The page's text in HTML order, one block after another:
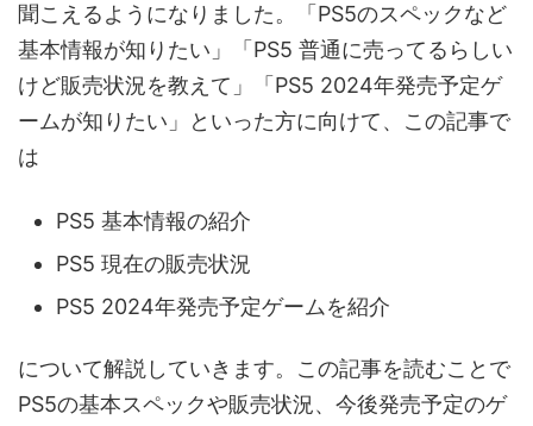
聞こえるようになりました。「PS5のスペックなど
基本情報が知りたい」「PS5 普通に売ってるらしい
けど販売状況を教えて」「PS5 2024年発売予定ゲ
ームが知りたい」といった方に向けて、この記事で
は
PS5 基本情報の紹介
PS5 現在の販売状況
PS5 2024年発売予定ゲームを紹介
について解説していきます。この記事を読むことで
PS5の基本スペックや販売状況、今後発売予定のゲ